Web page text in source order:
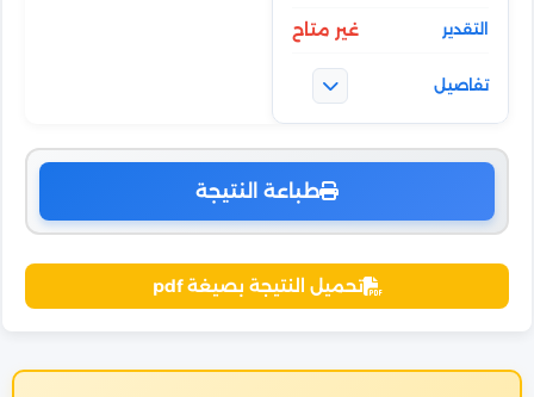
غير متاح
طباعة النتيجة
تحميل النتيجة بصيغة pdf